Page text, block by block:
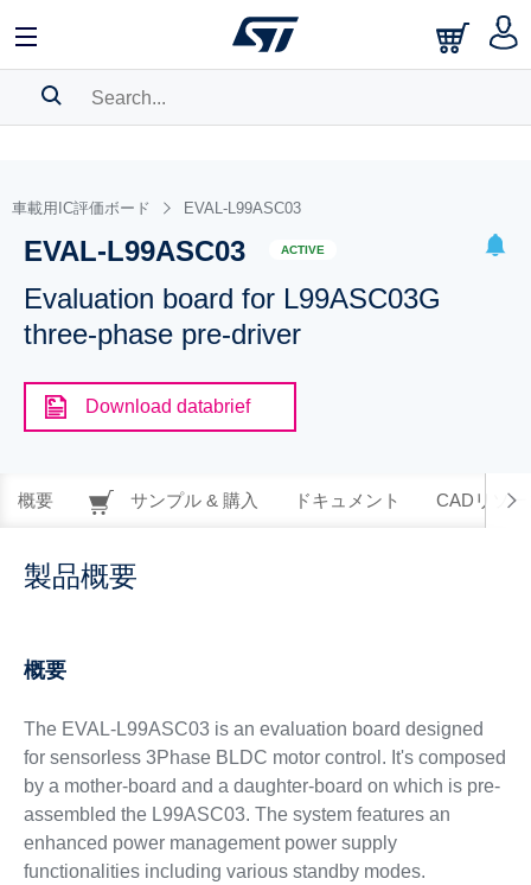
BOOKMARK
Please log into show your saved searches.
車載用IC評価ボード EVAL-L99ASC03
EVAL-L99ASC03 ACTIVE
Evaluation board for L99ASC03G
three-phase pre-driver
Download databrief
概要 サンプル & 購入 ドキュメント CADリソー
製品概要
概要
The EVAL-L99ASC03 is an evaluation board designed
for sensorless 3Phase BLDC motor control. It's composed
by a mother-board and a daughter-board on which is pre-
assembled the L99ASC03. The system features an
enhanced power management power supply
functionalities including various standby modes.